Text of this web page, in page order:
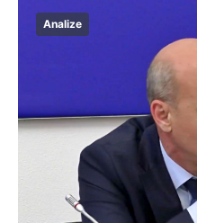
Analize